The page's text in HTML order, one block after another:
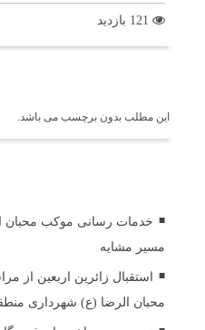
این مطلب بدون برچسب می باشد.
مسیر مشایه
استقبال زائرین اربعین از
محبان الرضا (ع) شهرداری